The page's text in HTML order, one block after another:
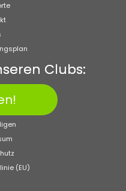
Clubs:
(EU)